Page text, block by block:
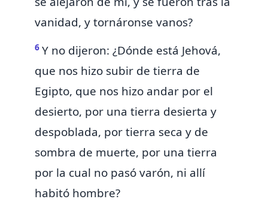
vanidad, y tornáronse vanos?
6 Y no dijeron: ¿Dónde está Jehová,
que nos hizo subir de tierra de
Egipto, que nos hizo andar por el
desierto, por una tierra desierta y
despoblada, por tierra seca y de
sombra de muerte, por una tierra
por la cual no pasó varón, ni allí
habitó hombre?